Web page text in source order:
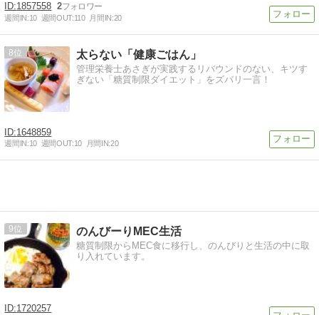
1857558 2
週間IN:10 週間OUT:110 月間IN:20
8 太らない「健康ごはん」
管理栄養士あさぎが実践するリバウンドのない、キツす
ぎない「糖質制限ダイエット」をズバリ一言！
1648859
週間IN:10 週間OUT:10 月間IN:20
9 のんびーりMEC生活
糖質制限からMEC食に移行し、のんびりと生活の中に取
り入れています。
1720257